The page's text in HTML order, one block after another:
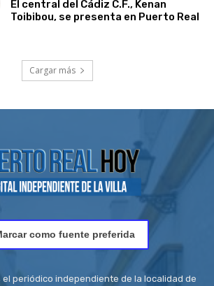
El central del Cádiz C.F., Kenan
Toibibou, se presenta en Puerto Real
Cargar más
como fuente preferida
el periódico independiente de la localidad de